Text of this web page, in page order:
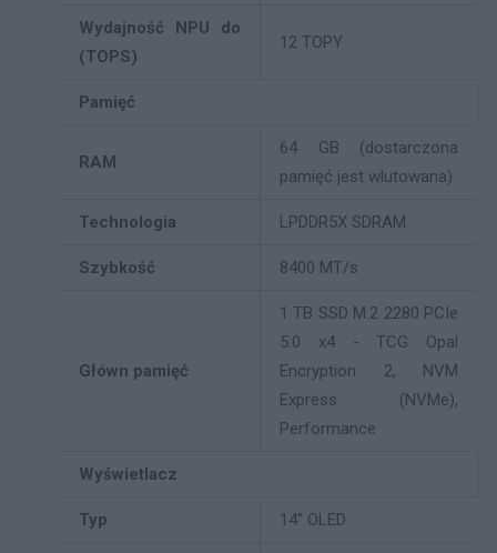
Wydajność NPU do
(TOPS)
12 TOPY
Pamięć
RAM
64 GB (dostarczona
pamięć jest wlutowana)
Technologia LPDDR5X SDRAM
Szybkość 8400 MT/s
Główn pamięć
1 TB SSD M.2 2280 PCIe
5.0 x4 - TCG Opal
Encryption 2, NVM
Express (NVMe),
Performance
Wyświetlacz
Typ 14" OLED